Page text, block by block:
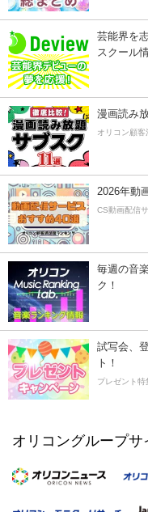
芸能界を
スクール
漫画読み
オリコン顧
2026年動
CS動画配信
毎週の音
ク！
試写会、
ト！
プレゼント特
オリコングループサ